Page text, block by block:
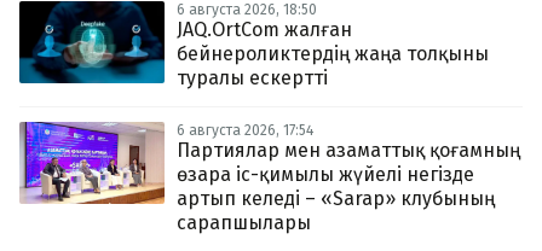
6 августа 2026, 18:50
JAQ.OrtCom жалған
бейнероликтердің жаңа толқыны
туралы ескертті
6 августа 2026, 17:54
Партиялар мен азаматтық қоғамның
өзара іс-қимылы жүйелі негізде
артып келеді – «Sarap» клубының
сарапшылары